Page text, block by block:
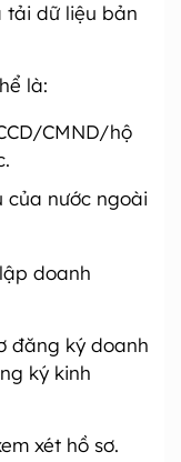
tải dữ liệu bản
là:
CMND/hộ
của nước ngoài
doanh
đăng ký doanh
ký kinh
xét hồ sơ.